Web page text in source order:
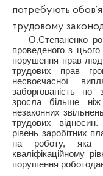
потребують
трудовому
О.Степаненко
проведеного з
порушення прав
трудових прав
несвоєчасної
заборгованість по
зросла більше
незаконних
трудових
рівень заробітних
на роботу, яка
кваліфікаційному
порушення